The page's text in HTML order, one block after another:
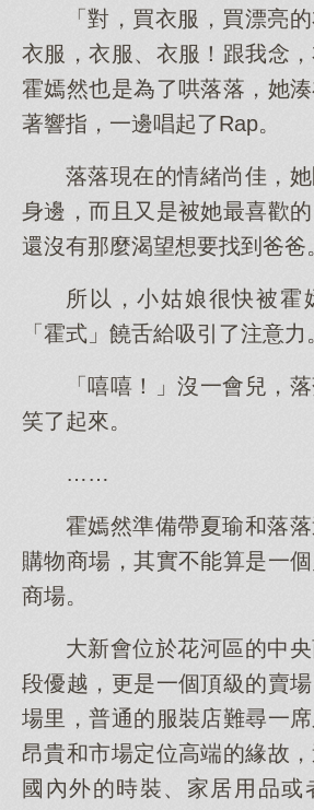
「對，買衣服，買漂亮
衣服，衣服、衣服！跟我念，
霍嫣然也是為了哄落落，她
著響指，一邊唱起了Rap。
落落現在的情緒尚佳，
身邊，而且又是被她最喜歡的
還沒有那麼渴望想要找到爸爸
所以，小姑娘很快被霍
「霍式」饒舌給吸引了注意力
「嘻嘻！」沒一會兒，
笑了起來。
……
霍嫣然準備帶夏瑜和落
購物商場，其實不能算是一
商場。
大新會位於花河區的中
段優越，更是一個頂級的賣
場里，普通的服裝店難尋一
昂貴和市場定位高端的緣故
國內外的時裝、家居用品或